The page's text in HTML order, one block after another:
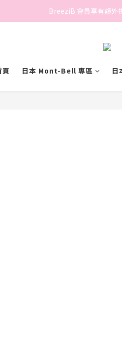
香港地區滿$500免費送貨 (離
BreeziB 會員享有額外
頁 日本 Mont-Bell 專區